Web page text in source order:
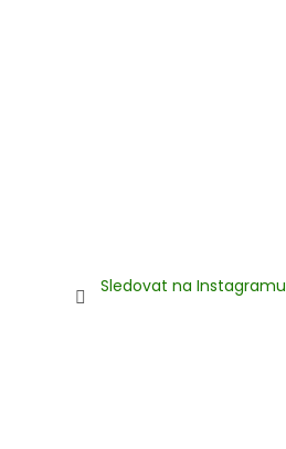
Sledovat na Instagramu